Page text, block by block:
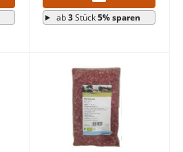
ab3Stück5% sparen